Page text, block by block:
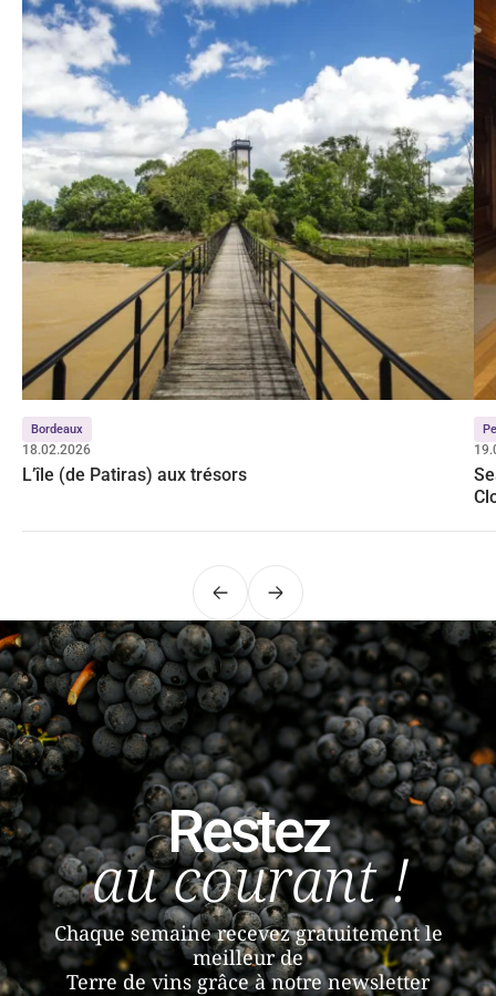
Bordeaux
18.02.2026
L’île (de Patiras) aux trésors
PrécédentSuivant
Restez
au courant !
Chaque semaine recevez gratuitement le
meilleur de
Terre de vins grâce à notre newsletter